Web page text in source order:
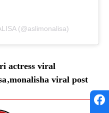
(@aslimonalisa)
actress viral
,monalisha viral post